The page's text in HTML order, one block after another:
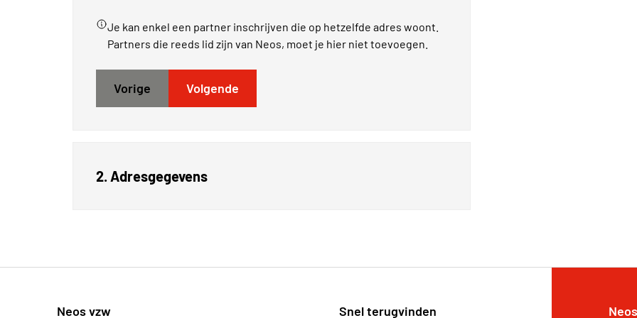
Je kan enkel een partner inschrijven die op hetzelfde adres woont.
Partners die reeds lid zijn van Neos, moet je hier niet toevoegen.
Vorige Volgende
2. Adresgegevens
Neos vzw Snel terugvinden